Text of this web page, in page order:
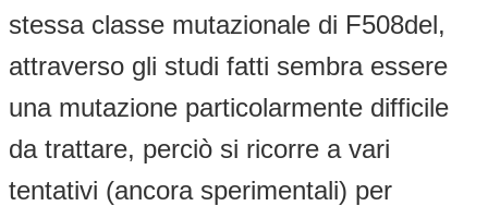
stessa classe mutazionale di F508del,
attraverso gli studi fatti sembra essere
una mutazione particolarmente difficile
da trattare, perciò si ricorre a vari
tentativi (ancora sperimentali) per